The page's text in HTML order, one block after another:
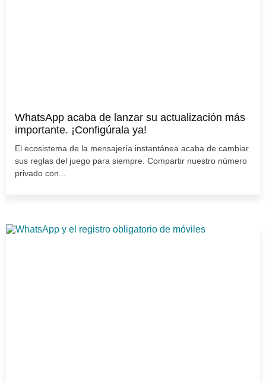
WhatsApp acaba de lanzar su actualización más
importante. ¡Configúrala ya!
El ecosistema de la mensajería instantánea acaba de cambiar
sus reglas del juego para siempre. Compartir nuestro número
privado con...